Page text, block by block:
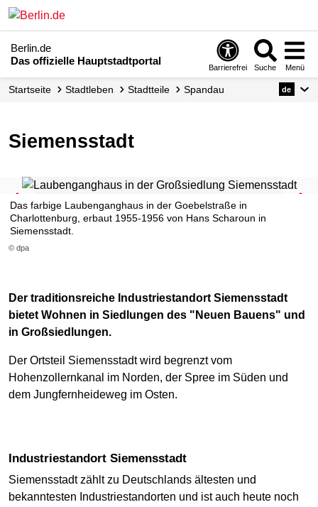
Berlin.de
Das offizielle Hauptstadtportal
Barrierefrei Suche Menü
Startseite Stadtleben Stadtteile Spandau de
Siemensstadt
© dpa
Das farbige Laubenganghaus in der Goebelstraße in
Charlottenburg, erbaut 1955-1956 von Hans Scharoun in
Siemensstadt.
Der traditionsreiche Industriestandort Siemensstadt
bietet Wohnen in Siedlungen des "Neuen Bauens" und
in Großsiedlungen.
Der Ortsteil Siemensstadt wird begrenzt vom
Hohenzollernkanal im Norden, der Spree im Süden und
dem Jungfernheideweg im Osten.
Industriestandort Siemensstadt
Siemensstadt zählt zu Deutschlands ältesten und
bekanntesten Industriestandorten und ist auch heute noch